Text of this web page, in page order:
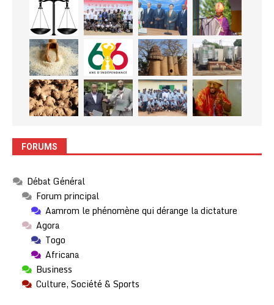
FORUMS
Débat Général
Forum principal
Aamrom le phénomène qui dérange la dictature
Agora
Togo
Africana
Business
Culture, Société & Sports